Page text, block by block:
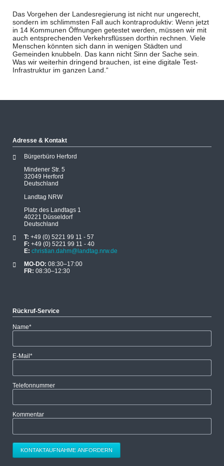
Das Vorgehen der Landesregierung ist nicht nur ungerecht,
sondern im schlimmsten Fall auch kontraproduktiv: Wenn jetzt
in 14 Kommunen Öffnungen getestet werden, müssen wir mit
auch entsprechenden Verkehrsflüssen dorthin rechnen. Viele
Menschen könnten sich dann in wenigen Städten und
Gemeinden knubbeln. Das kann nicht Sinn der Sache sein.
Was wir weiterhin dringend brauchen, ist eine digitale Test-
Infrastruktur im ganzen Land.“
Adresse & Kontakt
Bürgerbüro Herford
Mindener Str. 5
32049 Herford
Deutschland
Landtag NRW
Platz des Landtags 1
40221 Düsseldorf
Deutschland
T: +49 (0) 5221 99 11 - 57
F: +49 (0) 5221 99 11 - 40
E: christian.dahm@landtag.nrw.de
MO-DO: 08:30–17:00
FR: 08:30–12:30
Rückruf-Service
Pflichtfeld
Name*
Pflichtfeld
E-Mail *
Telefonnummer
Kommentar
KONTAKTAUFNAHME ANFORDERN